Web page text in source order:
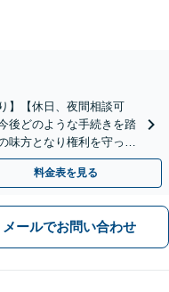
】【休日、夜間相談可
後どのような手続きを踏
方となり権利を守って
料金表を見る
メールでお問い合わせ